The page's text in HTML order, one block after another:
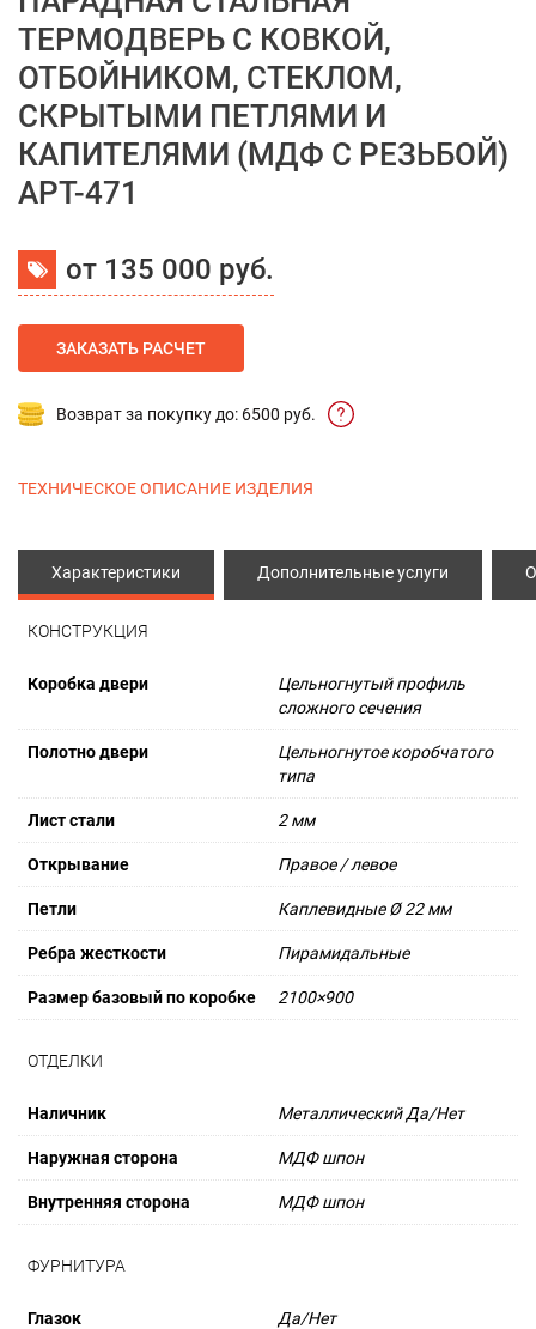
ТЕРМОДВЕРЬ С КОВКОЙ,
ОТБОЙНИКОМ, СТЕКЛОМ,
СКРЫТЫМИ ПЕТЛЯМИ И
КАПИТЕЛЯМИ (МДФ С РЕЗЬБОЙ)
АРТ-471
от 135 000 руб.
ЗАКАЗАТЬ РАСЧЕТ
Возврат за покупку до: 6500 руб.
ТЕХНИЧЕСКОЕ ОПИСАНИЕ ИЗДЕЛИЯ
Характеристики Дополнительные услуги
КОНСТРУКЦИЯ
Коробка двери
Цельногнутый профиль
сложного сечения
Полотно двери
Цельногнутое коробчатого
типа
Лист стали 2 мм
Открывание Правое / левое
Петли Каплевидные Ø 22 мм
Ребра жесткости Пирамидальные
Размер базовый по коробке 2100×900
ОТДЕЛКИ
Наличник Металлический Да/Нет
Наружная сторона МДФ шпон
Внутренняя сторона МДФ шпон
ФУРНИТУРА
Глазок Да/Нет